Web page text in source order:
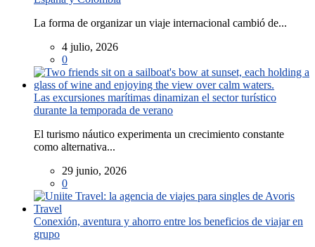
La forma de organizar un viaje internacional cambió de...
4 julio, 2026
0
Las excursiones marítimas dinamizan el sector turístico
durante la temporada de verano
El turismo náutico experimenta un crecimiento constante
como alternativa...
29 junio, 2026
0
Conexión, aventura y ahorro entre los beneficios de viajar en
grupo